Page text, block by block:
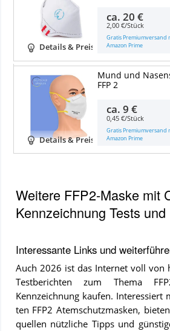
Details & Preise
ca.20 €
2,00 €/Stück
Gratis Premiumversand
Amazon Prime
Details & Preise
Mund und
FFP 2
ca.9 €
0,45 €/Stück
Gratis Premiumversand
Amazon Prime
Weitere FFP2-Maske mit
Kennzeichnung Tests
Interessante Links und
Auch 2026 ist das In­ter­net voll von
Test­be­rich­ten zum The­ma
Kennzeichnungkau­fen. In­ter­es­siert
ten FFP2 Atemschutzmasken,
quel­len nütz­li­che Tipps und